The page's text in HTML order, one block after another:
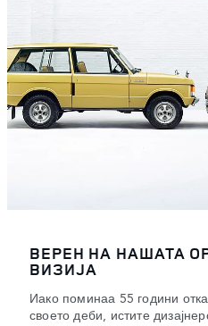
ВЕРЕН НА НАШАТА
ВИЗИЈА
Иако поминаа 55 години
своето деби, истите